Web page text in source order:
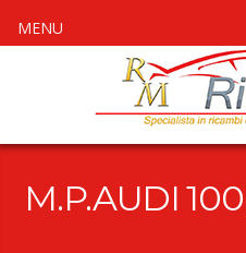
M.P.AUDI
MENU